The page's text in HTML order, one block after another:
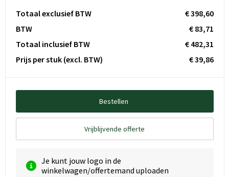
Totaal exclusief BTW
€ 398,60
BTW
€ 83,71
Totaal inclusief BTW
€ 482,31
Prijs per stuk (excl. BTW) € 39,86
Bestellen
Vrijblijvende offerte
Je kunt jouw logo in de
winkelwagen/offertemand uploaden